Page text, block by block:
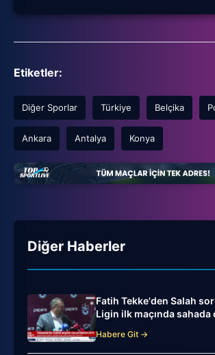
Etiketler:
Diğer Sporlar Türkiye Belçika
Ankara Antalya Konya
Diğer Haberler
Fatih Tekke'den Salah
Ligin ilk maçında sahada
Habere Git →